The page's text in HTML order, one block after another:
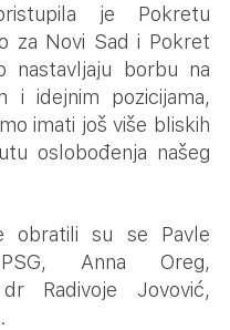
je Pokretu
za Novi Sad i Pokret
nastavljaju borbu na
i idejnim pozicijama,
imati još više bliskih
oslobođenja našeg
obratili su se Pavle
Anna Oreg,
Radivoje Jovović,